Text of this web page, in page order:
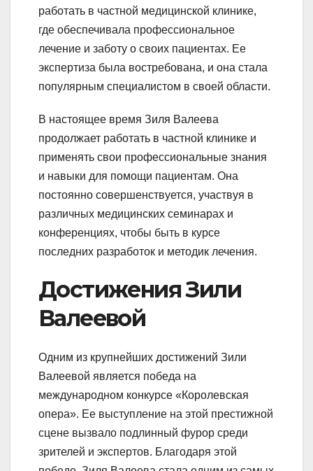
работать в частной медицинской клинике,
где обеспечивала профессиональное
лечение и заботу о своих пациентах. Ее
экспертиза была востребована, и она стала
популярным специалистом в своей области.
В настоящее время Зиля Валеева
продолжает работать в частной клинике и
применять свои профессиональные знания
и навыки для помощи пациентам. Она
постоянно совершенствуется, участвуя в
различных медицинских семинарах и
конференциях, чтобы быть в курсе
последних разработок и методик лечения.
Достижения Зили
Валеевой
Одним из крупнейших достижений Зили
Валеевой является победа на
международном конкурсе «Королевская
опера». Ее выступление на этой престижной
сцене вызвало подлинный фурор среди
зрителей и экспертов. Благодаря этой